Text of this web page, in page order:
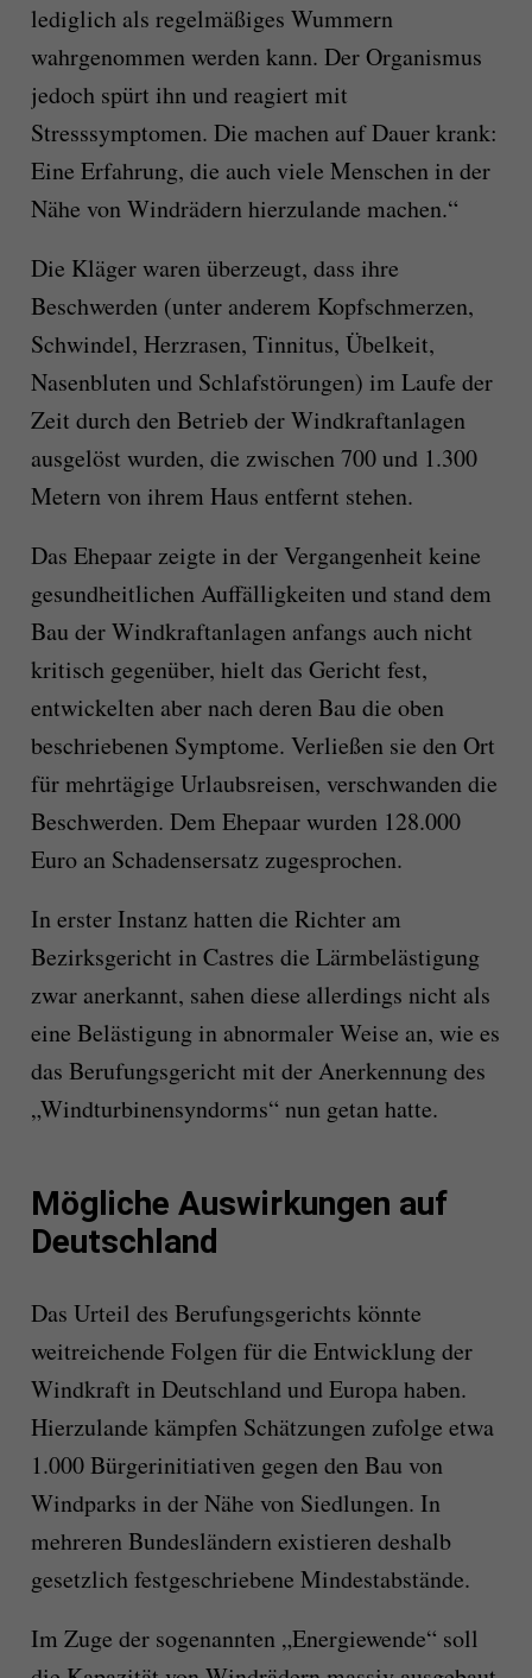
lediglich als regelmäßiges Wummern
wahrgenommen werden kann. Der Organismus
jedoch spürt ihn und reagiert mit
Stresssymptomen. Die machen auf Dauer krank:
Eine Erfahrung, die auch viele Menschen in der
Nähe von Windrädern hierzulande machen.“
Die Kläger waren überzeugt, dass ihre
Beschwerden (unter anderem Kopfschmerzen,
Schwindel, Herzrasen, Tinnitus, Übelkeit,
Nasenbluten und Schlafstörungen) im Laufe der
Zeit durch den Betrieb der Windkraftanlagen
ausgelöst wurden, die zwischen 700 und 1.300
Metern von ihrem Haus entfernt stehen.
Das Ehepaar zeigte in der Vergangenheit keine
gesundheitlichen Auffälligkeiten und stand dem
Bau der Windkraftanlagen anfangs auch nicht
kritisch gegenüber, hielt das Gericht fest,
entwickelten aber nach deren Bau die oben
beschriebenen Symptome. Verließen sie den Ort
für mehrtägige Urlaubsreisen, verschwanden die
Beschwerden. Dem Ehepaar wurden 128.000
Euro an Schadensersatz zugesprochen.
In erster Instanz hatten die Richter am
Bezirksgericht in Castres die Lärmbelästigung
zwar anerkannt, sahen diese allerdings nicht als
eine Belästigung in abnormaler Weise an, wie es
das Berufungsgericht mit der Anerkennung des
„Windturbinensyndorms“ nun getan hatte.
Mögliche Auswirkungen auf
Deutschland
Das Urteil des Berufungsgerichts könnte
weitreichende Folgen für die Entwicklung der
Windkraft in Deutschland und Europa haben.
Hierzulande kämpfen Schätzungen zufolge etwa
1.000 Bürgerinitiativen gegen den Bau von
Windparks in der Nähe von Siedlungen. In
mehreren Bundesländern existieren deshalb
gesetzlich festgeschriebene Mindestabstände.
Im Zuge der sogenannten „Energiewende“ soll